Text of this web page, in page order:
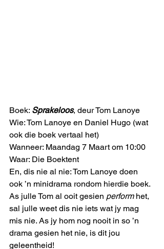
Boek: Sprakeloos, deur Tom Lanoye
Wie: Tom Lanoye en Daniel Hugo (wat
ook die boek vertaal het)
Wanneer: Maandag 7 Maart om 10:00
Waar: Die Boektent
En, dis nie al nie: Tom Lanoye doen
ook ’n minidrama rondom hierdie boek.
As julle Tom al ooit gesien perform het,
sal julle weet dis nie iets wat jy mag
mis nie. As jy hom nog nooit in so ’n
drama gesien het nie, is dit jou
geleentheid!